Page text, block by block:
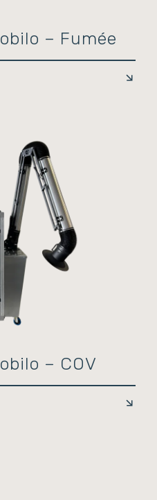
– Fumée
– COV